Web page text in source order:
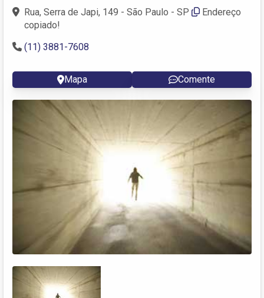
Rua, Serra de Japi, 149 - São Paulo - SP
Endereço
copiado!
(11) 3881-7608
Mapa Comente